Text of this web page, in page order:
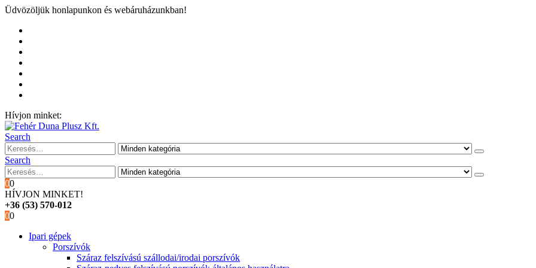
Üdvözöljük honlapunkon és webáruházunkban!
Hívjon minket:
Search
Search
00
HÍVJON MINKET!
+36 (53) 570-012
00
Ipari gépek
Porszívók
Száraz felszívású szállodai/irodai porszívók